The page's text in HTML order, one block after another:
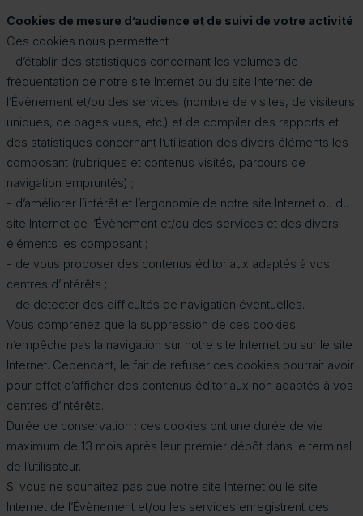
Cookies de mesure d’audience et de suivi de votre activité
Ces cookies nous permettent :
- d’établir des statistiques concernant les volumes de
fréquentation de notre site Internet ou du site Internet de
l’Évènement et/ou des services (nombre de visites, de visiteurs
uniques, de pages vues, etc.) et de compiler des rapports et
des statistiques concernant l’utilisation des divers éléments les
composant (rubriques et contenus visités, parcours de
navigation empruntés) ;
- d’améliorer l’intérêt et l’ergonomie de notre site Internet ou du
site Internet de l’Évènement et/ou des services et des divers
éléments les composant ;
- de vous proposer des contenus éditoriaux adaptés à vos
centres d’intérêts ;
- de détecter des difficultés de navigation éventuelles.
Vous comprenez que la suppression de ces cookies
n’empêche pas la navigation sur notre site Internet ou sur le site
Internet. Cependant, le fait de refuser ces cookies pourrait avoir
pour effet d’afficher des contenus éditoriaux non adaptés à vos
centres d’intérêts.
Durée de conservation : ces cookies ont une durée de vie
maximum de 13 mois après leur premier dépôt dans le terminal
de l’utilisateur.
Si vous ne souhaitez pas que notre site Internet ou le site
Internet de l’Évènement et/ou les services enregistrent des